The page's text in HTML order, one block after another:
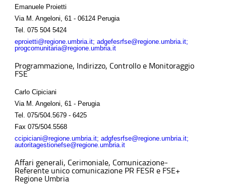
Emanuele Proietti
Via M. Angeloni, 61 - 06124 Perugia
Tel. 075 504 5424
eproietti@regione.umbria.it; adgefesrfse@regione.umbria.it;
progcomunitaria@regione.umbria.it
Programmazione, Indirizzo, Controllo e Monitoraggio
FSE
Carlo Cipiciani
Via M. Angeloni, 61 - Perugia
Tel. 075/504.5679 - 6425
Fax 075/504.5568
ccipiciani@regione.umbria.it; adgfesrfse@regione.umbria.it;
autoritagestionefse@regione.umbria.it
Affari generali, Cerimoniale, Comunicazione-
Referente unico comunicazione PR FESR e FSE+
Regione Umbria